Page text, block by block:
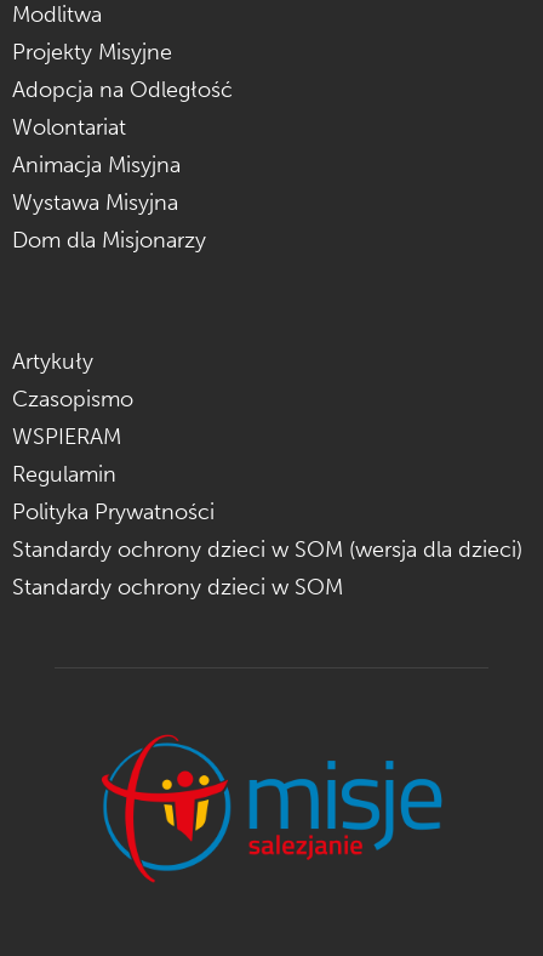
Modlitwa
Projekty Misyjne
Adopcja na Odległość
Wolontariat
Animacja Misyjna
Wystawa Misyjna
Dom dla Misjonarzy
Artykuły
Czasopismo
WSPIERAM
Regulamin
Polityka Prywatności
Standardy ochrony dzieci w SOM (wersja dla dzieci)
Standardy ochrony dzieci w SOM